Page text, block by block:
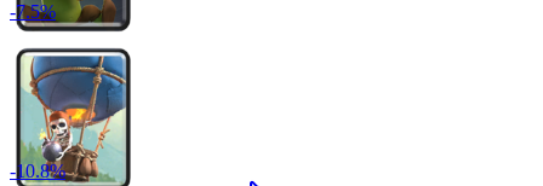
-7.5%
-10.8%